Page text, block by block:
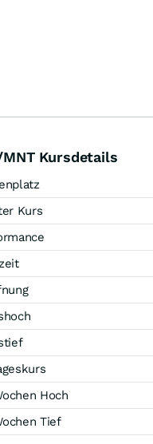
MNT Kursdetails
Kurs
Hoch
Tief